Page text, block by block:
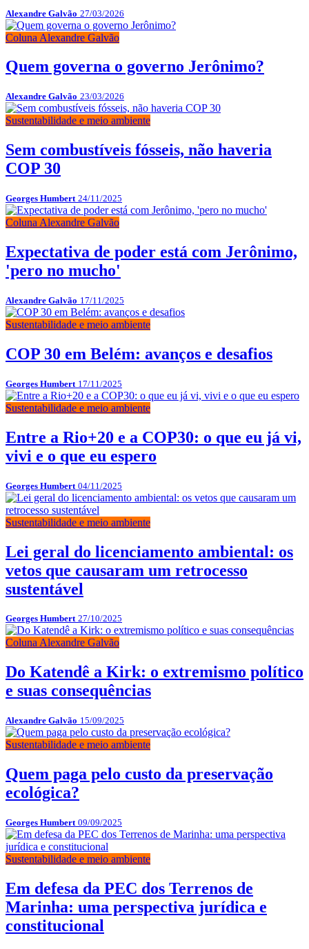
Alexandre Galvão 27/03/2026
Coluna Alexandre Galvão
Quem governa o governo Jerônimo?
Alexandre Galvão 23/03/2026
Sustentabilidade e meio ambiente
Sem combustíveis fósseis, não haveria
COP 30
Georges Humbert 24/11/2025
Coluna Alexandre Galvão
Expectativa de poder está com Jerônimo,
'pero no mucho'
Alexandre Galvão 17/11/2025
Sustentabilidade e meio ambiente
COP 30 em Belém: avanços e desafios
Georges Humbert 17/11/2025
Sustentabilidade e meio ambiente
Entre a Rio+20 e a COP30: o que eu já vi,
vivi e o que eu espero
Georges Humbert 04/11/2025
Sustentabilidade e meio ambiente
Lei geral do licenciamento ambiental: os
vetos que causaram um retrocesso
sustentável
Georges Humbert 27/10/2025
Coluna Alexandre Galvão
Do Katendê a Kirk: o extremismo político
e suas consequências
Alexandre Galvão 15/09/2025
Sustentabilidade e meio ambiente
Quem paga pelo custo da preservação
ecológica?
Georges Humbert 09/09/2025
Sustentabilidade e meio ambiente
Em defesa da PEC dos Terrenos de
Marinha: uma perspectiva jurídica e
constitucional